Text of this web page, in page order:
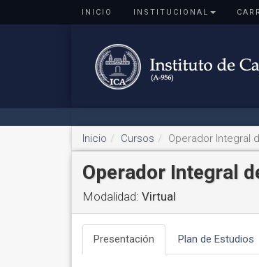
INICIO INSTITUCIONAL
Inicio Cursos Operador Integral
Operador Integral
Modalidad: Virtual
Presentación Plan de Estudios